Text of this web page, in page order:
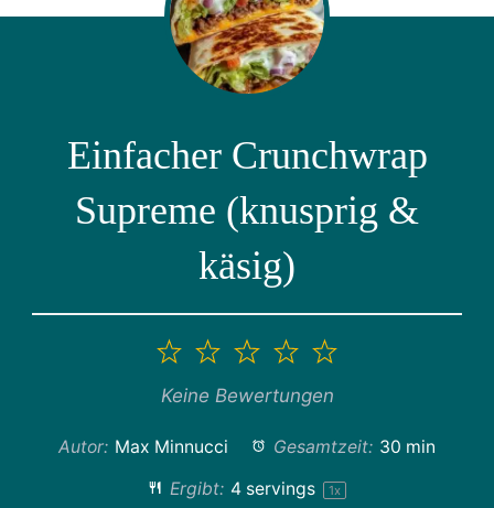
Einfacher Crunchwrap
Supreme (knusprig &
käsig)
5
4
Sterne
3
Sterne
2
Sterne
1
Stern
Keine Bewertungen
Autor: Max Minnucci Gesamtzeit: 30 min
Ergibt: 4servings 1x